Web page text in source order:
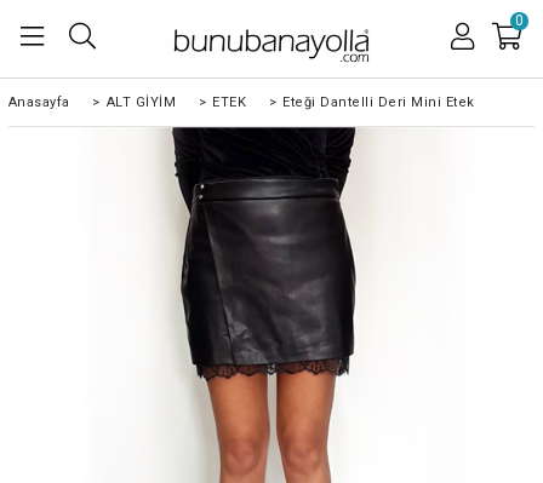
0
Anasayfa > ALT GİYİM > ETEK > Eteği Dantelli Deri Mini Etek